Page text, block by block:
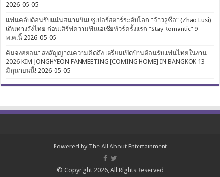
2026-05-05
แฟนคลับต้อนรับแน่นสนามบิน! ซูเปอร์สตาร์ระดับโลก “จ้าวลู่ซือ” (Zhao Lusi)
เดินทางถึงไทย ก่อนเสิร์ฟความฟินเอเชียทัวร์ครั้งแรก “Stay Romantic” 9
พ.ค.นี้ 2026-05-05
คิมจงฮยอน” ส่งสัญญาณความคิดถึง เตรียมเปิดบ้านต้อนรับแฟนไทยในงาน
2026 KIM JONGHYEON FANMEETING [COMING HOME] IN BANGKOK 13
มิถุนายนนี้! 2026-05-05
Powered by The All About Entertainment
© Copyright 2026, All Rights Reserved